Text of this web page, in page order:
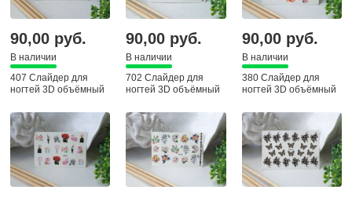
90,00 руб.
В наличии
407 Слайдер для
ногтей 3D объёмный
90,00 руб.
В наличии
702 Слайдер для
ногтей 3D объёмный
90,00 руб.
В наличии
380 Слайдер для
ногтей 3D объёмный